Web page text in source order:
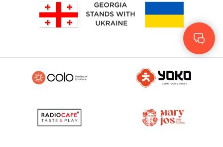
Geo